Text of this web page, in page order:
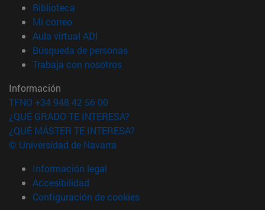
Biblioteca
Mi correo(abre en nueva ventana)
Aula virtual ADI
Búsqueda de personas(abre en nueva ventana)
Trabaja con nosotros(abre en nueva ventana)
Información
TFNO +34 948 42 56 00
¿QUÉ GRADO TE INTERESA?
¿QUÉ MÁSTER TE INTERESA?
© Universidad de Navarra
Información legal
Accesibilidad
Configuración de cookies